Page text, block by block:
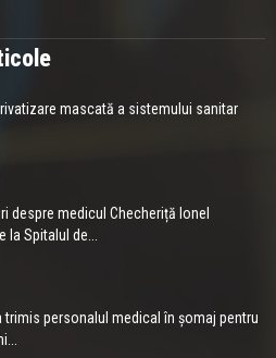
mascată a sistemului sanitar
despre medicul Checheriță Ionel
la Spitalul de...
trimis personalul medical în șomaj pentru